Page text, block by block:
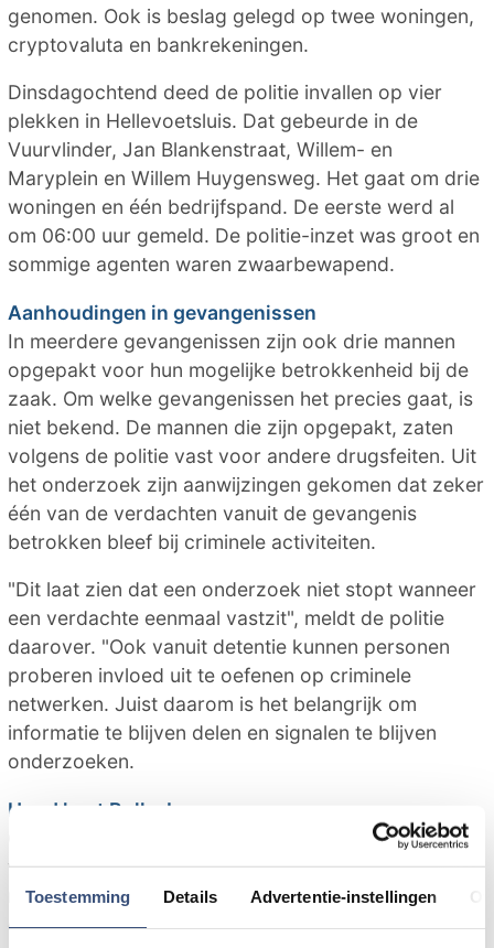
Toestemming Details Advertentie-instellingen
genomen. Ook is beslag gelegd op twee woningen,
cryptovaluta en bankrekeningen.
Dinsdagochtend deed de politie invallen op vier
plekken in Hellevoetsluis. Dat gebeurde in de
Vuurvlinder, Jan Blankenstraat, Willem- en
Maryplein en Willem Huygensweg. Het gaat om drie
woningen en één bedrijfspand. De eerste werd al
om 06:00 uur gemeld. De politie-inzet was groot en
sommige agenten waren zwaarbewapend.
Aanhoudingen in gevangenissen
In meerdere gevangenissen zijn ook drie mannen
opgepakt voor hun mogelijke betrokkenheid bij de
zaak. Om welke gevangenissen het precies gaat, is
niet bekend. De mannen die zijn opgepakt, zaten
volgens de politie vast voor andere drugsfeiten. Uit
het onderzoek zijn aanwijzingen gekomen dat zeker
één van de verdachten vanuit de gevangenis
betrokken bleef bij criminele activiteiten.
"Dit laat zien dat een onderzoek niet stopt wanneer
een verdachte eenmaal vastzit", meldt de politie
daarover. "Ook vanuit detentie kunnen personen
proberen invloed uit te oefenen op criminele
netwerken. Juist daarom is het belangrijk om
informatie te blijven delen en signalen te blijven
onderzoeken.
Hond heet Bolle Jos
Opvallend detail is een naambordje bij de voordeur
van een verdachte. Aan de woning hangt een bordje
met de naam van de hond erop. Het beestje heeft
de naam Bolle Jos. Bolle Jos is ook de bijnaam van